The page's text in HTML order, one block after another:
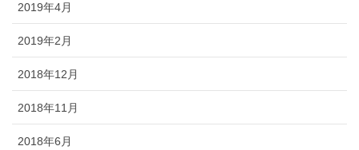
2019年4月
2019年2月
2018年12月
2018年11月
2018年6月